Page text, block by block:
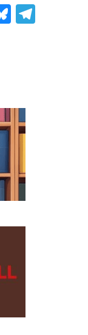
Bluesky